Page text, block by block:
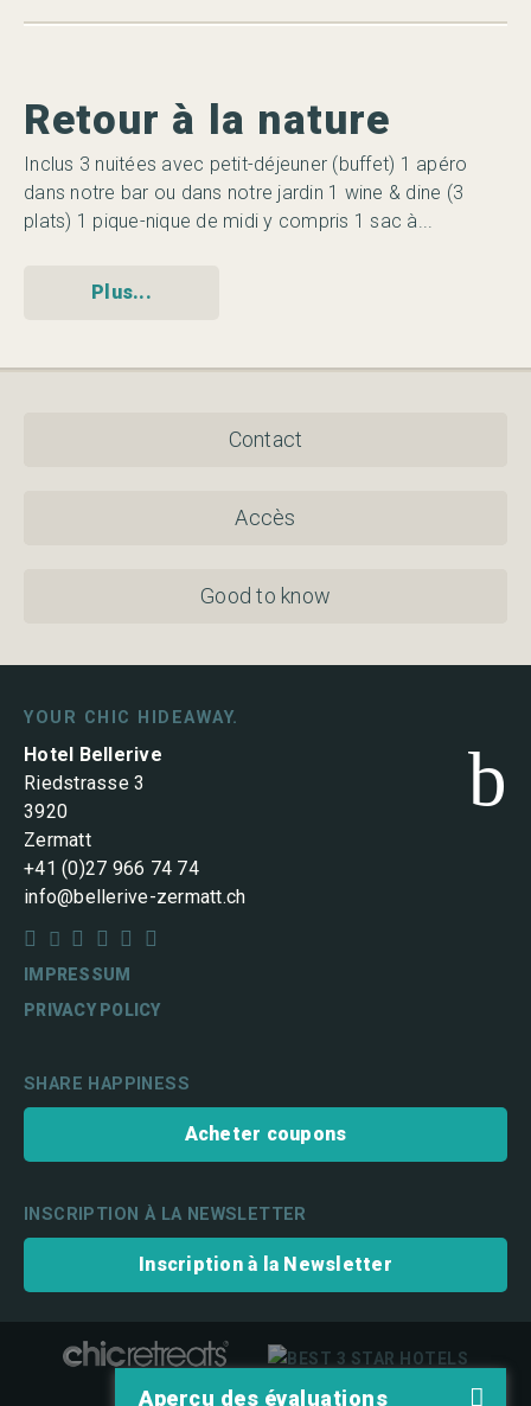
Aperçu des évaluations
Retour à la nature
Inclus 3 nuitées avec petit-déjeuner (buffet) 1 apéro
dans notre bar ou dans notre jardin 1 wine & dine (3
plats) 1 pique-nique de midi y compris 1 sac à...
Plus...
Contact
Accès
Good to know
YOUR CHIC HIDEAWAY.
b
Hotel Bellerive
Riedstrasse 3
3920
Zermatt
+41 (0)27 966 74 74
info@bellerive-zermatt.ch
     
IMPRESSUM
PRIVACY POLICY
SHARE HAPPINESS
Acheter coupons
INSCRIPTION À LA NEWSLETTER
Inscription à la Newsletter